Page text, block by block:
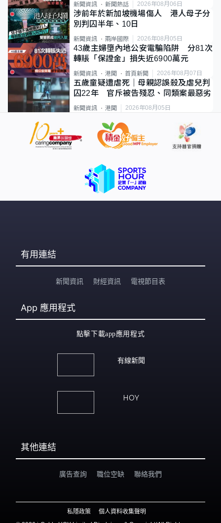
新聞資訊 新聞熱話 2026年08月06日
涉前年於新加坡機場傷人 港人母子分
別判囚半年、10日
新聞資訊 兩岸國際 2026年08月05日
43歲主婦墮內地公安電騙陷阱 分81次
轉賬「保證金」損失近6900萬元
新聞資訊 港聞 首頁新聞 2026年08月07日
五歲童疑遭虐死｜母親認誤殺及虐兒判
囚22年 官斥被告殘忍、同類案最惡劣
新聞資訊 港聞 2026年08月05日
有用連結
新聞資訊 財經資訊 電視節目表
App 應用程式
點擊下載app應用程式
有線新聞
HOY
其他連結
廣告查詢 職位空缺 聯絡我們
私隱政策
個人資料收集聲明